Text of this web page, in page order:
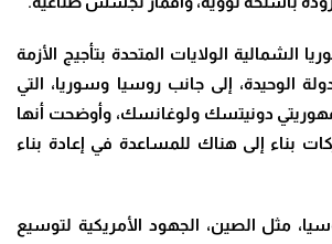
الشمالية الولايات المتحدة بتأجيج الأزمة
الوحيدة، إلى جانب روسيا وسوريا، التي
دونيتسك ولوغانسك، وأوضحت أنها
بناء إلى هناك للمساعدة في إعادة بناء
مثل الصين، الجهود الأمريكية لتوسيع